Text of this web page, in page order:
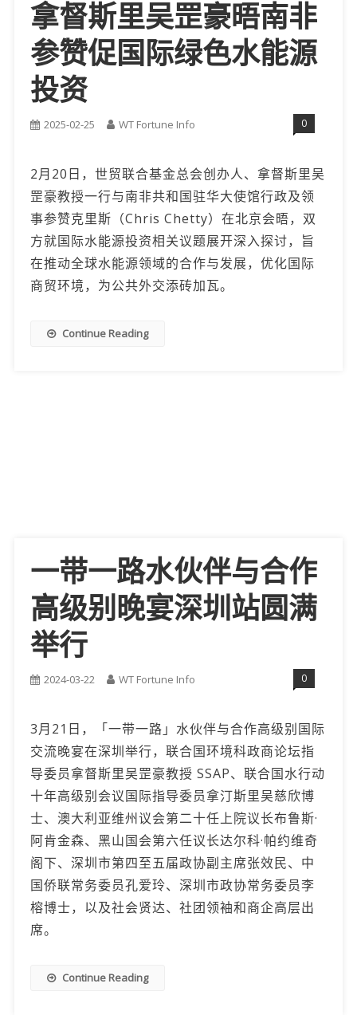
拿督斯里吴罡豪晤南非
参赞促国际绿色水能源
投资
2025-02-25 WT Fortune Info 0
2月20日，世贸联合基金总会创办人、拿督斯里吴
罡豪教授一行与南非共和国驻华大使馆行政及领
事参赞克里斯（Chris Chetty）在北京会晤，双
方就国际水能源投资相关议题展开深入探讨，旨
在推动全球水能源领域的合作与发展，优化国际
商贸环境，为公共外交添砖加瓦。
Continue Reading
一带一路水伙伴与合作
高级别晚宴深圳站圆满
举行
2024-03-22 WT Fortune Info 0
3月21日，「一带一路」水伙伴与合作高级别国际
交流晚宴在深圳举行，联合国环境科政商论坛指
导委员拿督斯里吴罡豪教授 SSAP、联合国水行动
十年高级别会议国际指导委员拿汀斯里吴慈欣博
士、澳大利亚维州议会第二十任上院议长布鲁斯·
阿肯金森、黑山国会第六任议长达尔科·帕约维奇
阁下、深圳市第四至五届政协副主席张效民、中
国侨联常务委员孔爱玲、深圳市政协常务委员李
榕博士，以及社会贤达、社团领袖和商企高层出
席。
Continue Reading